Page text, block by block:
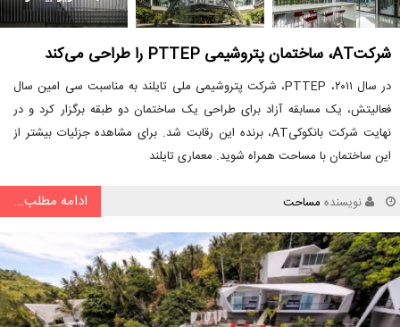
شرکتAT، ساختمان پتروشیمی PTTEP را طراحی می‌کند
در سال ۲۰۱۱، PTTEP، شرکت پتروشیمی ملی تایلند به مناسبت سی امین سال
فعالیتش، یک مسابقه آزاد برای طراحی یک ساختمان دو طبقه برگزار کرد و در
نهایت شرکت بانکوکیAT، برنده این رقابت شد. برای مشاهده جزئیات بیشتر از
این ساختمان با مساحت همراه شوید. معماری تایلند
نویسنده مساحت ادامه مطلب...